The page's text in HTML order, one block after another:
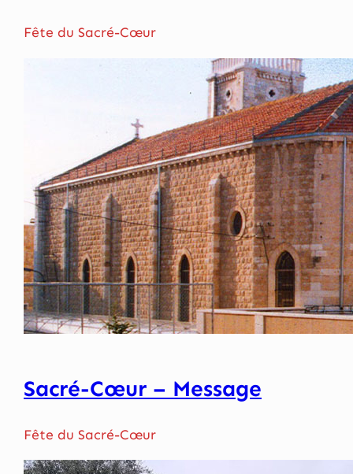
Fête du Sacré-Cœur
Sacré-Cœur – Message
Fête du Sacré-Cœur